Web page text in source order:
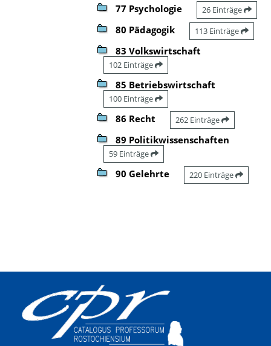
77 Psychologie 26 Einträge
80 Pädagogik 113 Einträge
83 Volkswirtschaft
102 Einträge
85 Betriebswirtschaft
100 Einträge
86 Recht 262 Einträge
89 Politikwissenschaften
59 Einträge
90 Gelehrte 220 Einträge